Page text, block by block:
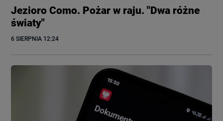
Jezioro Como. Pożar w raju. "Dwa różne
światy"
6 SIERPNIA 12:24